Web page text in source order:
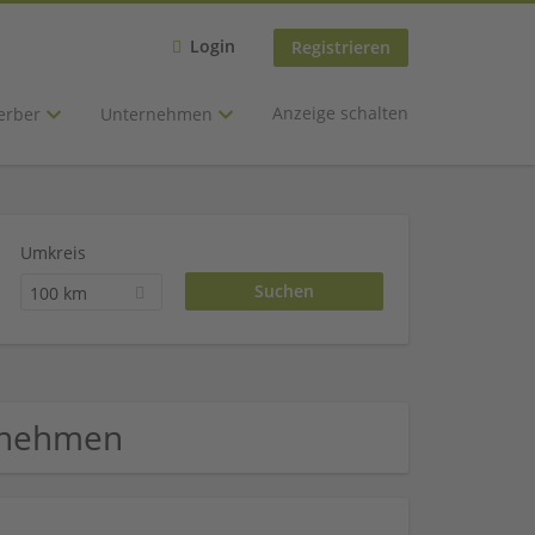
Login Registrieren
Unternehmen Anzeige schalten
Umkreis
100 km